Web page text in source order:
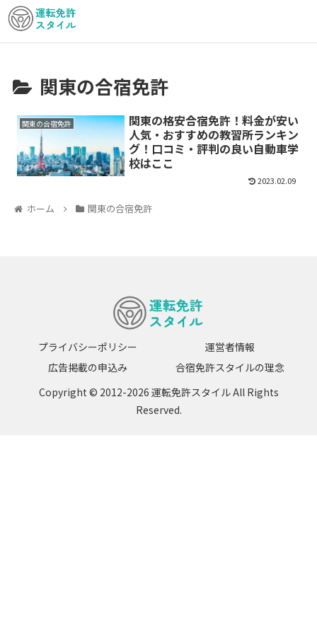
関東の合宿免許
関東の合宿免許
関東の格安合宿免許！料金が安い
人気・おすすめの教習所ランキン
グ！口コミ・評判の良い自動車学
校はここ
2023.02.09
ホーム 関東の合宿免許
プライバシーポリシー
運営者情報
広告掲載の申込み
合宿免許スタイルの理念
Copyright © 2012-2026 運転免許スタイル All Rights
Reserved.